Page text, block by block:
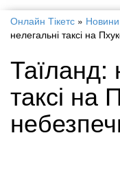
Онлайн Тікетс »
нелегальні таксі на
Таїланд:
таксі на